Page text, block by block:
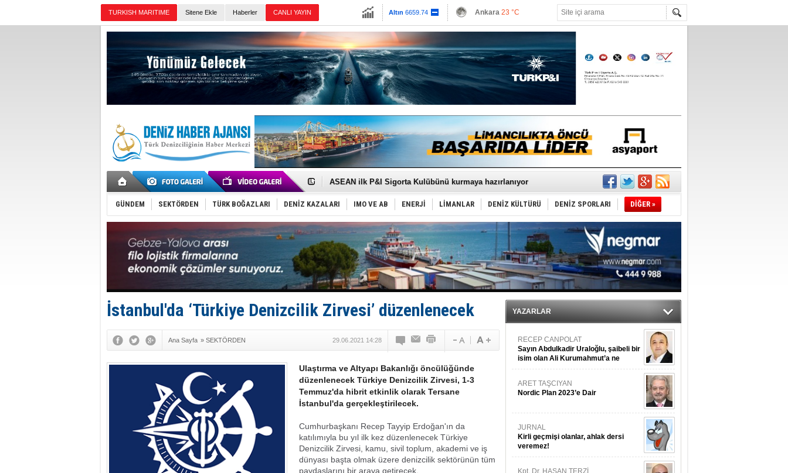
TURKISH MARITIME Sitene Ekle Haberler CANLI YAYIN
Altın 6659.74
Euro55.1257
Ankara 23 °C
Antalya27 °C
Muğla 23 °C
Çanakkale 25 °C
D-Marin, Avrupa'nın tekne fuarlarına çıkarma yapacak
ASEAN ilk P&I Sigorta Kulübünü kurmaya hazırlanıyor
TAYK - Eker Olympos Regatta'da ilk start!
İstanbul ve Çanakkale: 6 ayda 40.000 gemi
TEKNOFEST ‘Mavi Vatan’ ziyaretçi kayıtları başladı!
Tersane işçilerinin direnişi, kazanımla sonuçlandı
İngiliz aktivistler, gemide mahsur kaldı!
FESCO, Karadeniz'de yeni sevkiyat taleplerini durdurdu
DESE, BIMCO’ya katıldı
GİMBİRDER gemi inşa yan sanayinin sorunlarını tartıştı
35 milyon TL'lik tekne projesinde karar çıktı
İnsansız cankurtaran ihalesini BlueForge kazandı
Anadolu Tersanesi EYDEP’te A sertifikası alan ilk tersane oldu
GÜNDEM SEKTÖRDEN TÜRK BOĞAZLARI DENİZ KAZALARI IMO VE AB ENERJİ LİMANLAR DENİZ KÜLTÜRÜ DENİZ SPORLARI DİĞER »
İstanbul'da ‘Türkiye Denizcilik Zirvesi’ düzenlenecek
Ana Sayfa » SEKTÖRDEN 29.06.2021 14:28
Ulaştırma ve Altyapı Bakanlığı öncülüğünde
düzenlenecek Türkiye Denizcilik Zirvesi, 1-3
Temmuz'da hibrit etkinlik olarak Tersane
İstanbul'da gerçekleştirilecek.
Cumhurbaşkanı Recep Tayyip Erdoğan'ın da
katılımıyla bu yıl ilk kez düzenlenecek Türkiye
Denizcilik Zirvesi, kamu, sivil toplum, akademi ve iş
dünyası başta olmak üzere denizcilik sektörünün tüm
paydaşlarını bir araya getirecek.
YAZARLAR
RECEP CANPOLAT
Sayın Abdulkadir Uraloğlu, şaibeli bir
isim olan Ali Kurumahmut’a ne
danışıyorsunuz?
ARET TAŞCIYAN
Nordic Plan 2023’e Dair
JURNAL
Kirli geçmişi olanlar, ahlak dersi
veremez!
Kpt. Dr. HASAN TERZİ